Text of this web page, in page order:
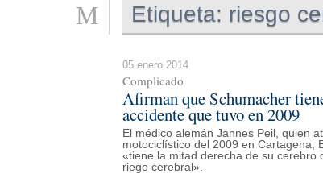
Etiqueta: riesgo
05 enero 2014
Complicado
Afirman que Schumacher
accidente que tuvo en 2009
El médico alemán Jannes Peil, quien
motociclístico del 2009 en Cartagena,
«tiene la mitad derecha de su cerebro
riego cerebral».